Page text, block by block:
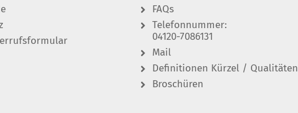
FAQs
Telefonnummer:
04120-7086131
Mail
Definitionen Kürzel / Qualitäten
Broschüren